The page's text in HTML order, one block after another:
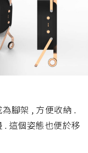
腳架 , 方便收納 .
. 這個姿態也便於移